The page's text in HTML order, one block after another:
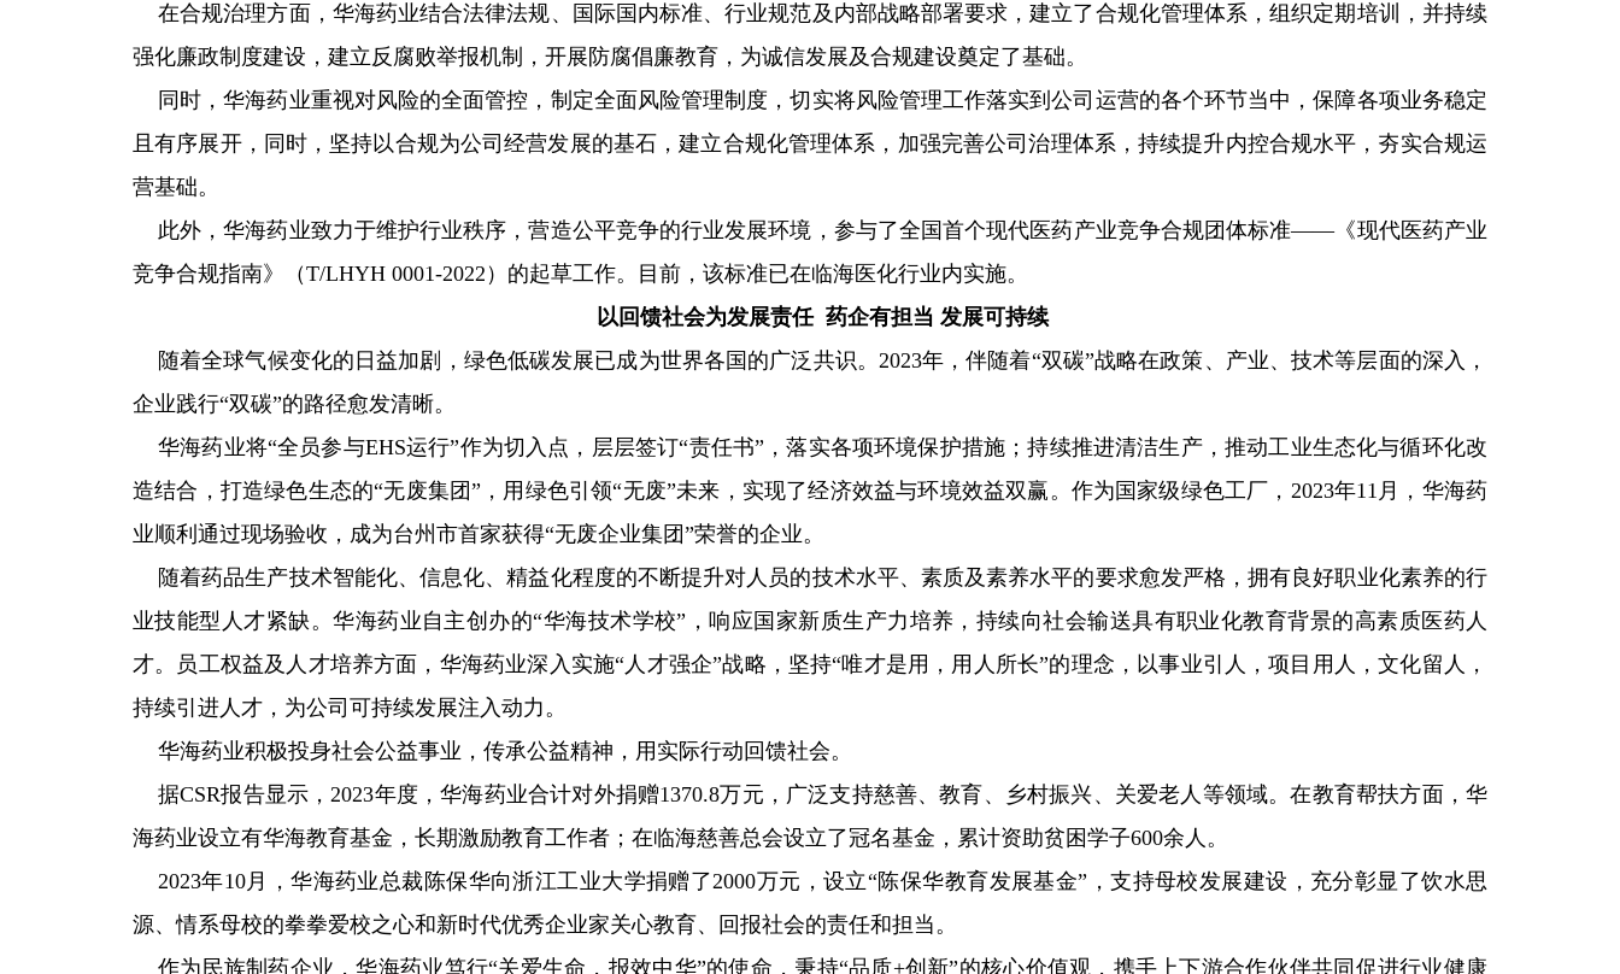
在合规治理方面，华海药业结合法律法规、国际国内标准、行业规范及内部战略部署要求，建立了合规化管理体系，组织定期培训，并持续
强化廉政制度建设，建立反腐败举报机制，开展防腐倡廉教育，为诚信发展及合规建设奠定了基础。
同时，华海药业重视对风险的全面管控，制定全面风险管理制度，切实将风险管理工作落实到公司运营的各个环节当中，保障各项业务稳定
且有序展开，同时，坚持以合规为公司经营发展的基石，建立合规化管理体系，加强完善公司治理体系，持续提升内控合规水平，夯实合规运
营基础。
此外，华海药业致力于维护行业秩序，营造公平竞争的行业发展环境，参与了全国首个现代医药产业竞争合规团体标准——《现代医药产业
竞争合规指南》（T/LHYH 0001-2022）的起草工作。目前，该标准已在临海医化行业内实施。
以回馈社会为发展责任 药企有担当 发展可持续
随着全球气候变化的日益加剧，绿色低碳发展已成为世界各国的广泛共识。2023年，伴随着“双碳”战略在政策、产业、技术等层面的深入，
企业践行“双碳”的路径愈发清晰。
华海药业将“全员参与EHS运行”作为切入点，层层签订“责任书”，落实各项环境保护措施；持续推进清洁生产，推动工业生态化与循环化改
造结合，打造绿色生态的“无废集团”，用绿色引领“无废”未来，实现了经济效益与环境效益双赢。作为国家级绿色工厂，2023年11月，华海药
业顺利通过现场验收，成为台州市首家获得“无废企业集团”荣誉的企业。
随着药品生产技术智能化、信息化、精益化程度的不断提升对人员的技术水平、素质及素养水平的要求愈发严格，拥有良好职业化素养的行
业技能型人才紧缺。华海药业自主创办的“华海技术学校”，响应国家新质生产力培养，持续向社会输送具有职业化教育背景的高素质医药人
才。员工权益及人才培养方面，华海药业深入实施“人才强企”战略，坚持“唯才是用，用人所长”的理念，以事业引人，项目用人，文化留人，
持续引进人才，为公司可持续发展注入动力。
华海药业积极投身社会公益事业，传承公益精神，用实际行动回馈社会。
据CSR报告显示，2023年度，华海药业合计对外捐赠1370.8万元，广泛支持慈善、教育、乡村振兴、关爱老人等领域。在教育帮扶方面，华
海药业设立有华海教育基金，长期激励教育工作者；在临海慈善总会设立了冠名基金，累计资助贫困学子600余人。
2023年10月，华海药业总裁陈保华向浙江工业大学捐赠了2000万元，设立“陈保华教育发展基金”，支持母校发展建设，充分彰显了饮水思
源、情系母校的拳拳爱校之心和新时代优秀企业家关心教育、回报社会的责任和担当。
作为民族制药企业，华海药业笃行“关爱生命，报效中华”的使命，秉持“品质+创新”的核心价值观，携手上下游合作伙伴共同促进行业健康